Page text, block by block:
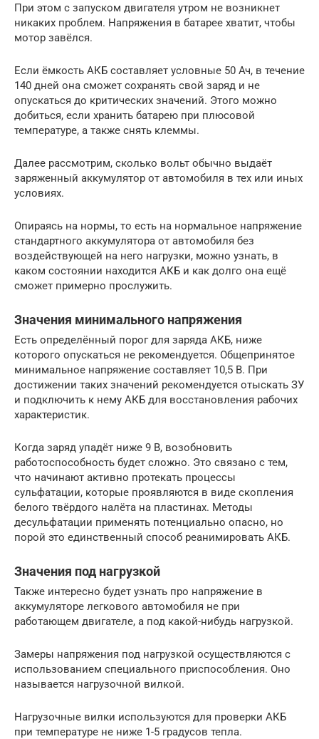
При этом с запуском двигателя утром не возникнет
никаких проблем. Напряжения в батарее хватит, чтобы
мотор завёлся.
Если ёмкость АКБ составляет условные 50 Ач, в течение
140 дней она сможет сохранять свой заряд и не
опускаться до критических значений. Этого можно
добиться, если хранить батарею при плюсовой
температуре, а также снять клеммы.
Далее рассмотрим, сколько вольт обычно выдаёт
заряженный аккумулятор от автомобиля в тех или иных
условиях.
Опираясь на нормы, то есть на нормальное напряжение
стандартного аккумулятора от автомобиля без
воздействующей на него нагрузки, можно узнать, в
каком состоянии находится АКБ и как долго она ещё
сможет примерно прослужить.
Значения минимального напряжения
Есть определённый порог для заряда АКБ, ниже
которого опускаться не рекомендуется. Общепринятое
минимальное напряжение составляет 10,5 В. При
достижении таких значений рекомендуется отыскать ЗУ
и подключить к нему АКБ для восстановления рабочих
характеристик.
Когда заряд упадёт ниже 9 В, возобновить
работоспособность будет сложно. Это связано с тем,
что начинают активно протекать процессы
сульфатации, которые проявляются в виде скопления
белого твёрдого налёта на пластинах. Методы
десульфатации применять потенциально опасно, но
порой это единственный способ реанимировать АКБ.
Значения под нагрузкой
Также интересно будет узнать про напряжение в
аккумуляторе легкового автомобиля не при
работающем двигателе, а под какой-нибудь нагрузкой.
Замеры напряжения под нагрузкой осуществляются с
использованием специального приспособления. Оно
называется нагрузочной вилкой.
Нагрузочные вилки используются для проверки АКБ
при температуре не ниже 1-5 градусов тепла.